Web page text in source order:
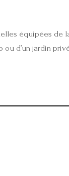
équipées de
ou d’un jardin